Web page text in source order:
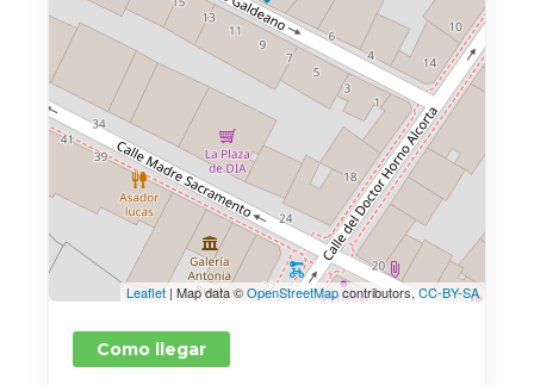
Leaflet | Map data ©OpenStreetMapcontributors, CC-BY-SA
Como llegar